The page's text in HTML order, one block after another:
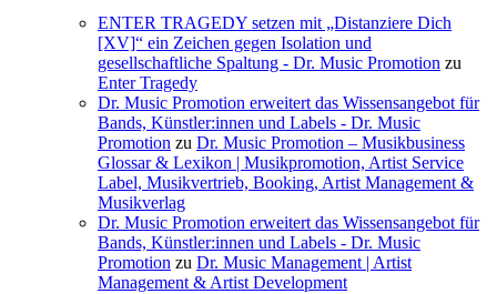
ENTER TRAGEDY setzen mit „Distanziere Dich
[XV]“ ein Zeichen gegen Isolation und
gesellschaftliche Spaltung - Dr. Music Promotion zu
Enter Tragedy
Dr. Music Promotion erweitert das Wissensangebot für
Bands, Künstler:innen und Labels - Dr. Music
Promotion zu Dr. Music Promotion – Musikbusiness
Glossar & Lexikon | Musikpromotion, Artist Service
Label, Musikvertrieb, Booking, Artist Management &
Musikverlag
Dr. Music Promotion erweitert das Wissensangebot für
Bands, Künstler:innen und Labels - Dr. Music
Promotion zu Dr. Music Management | Artist
Management & Artist Development